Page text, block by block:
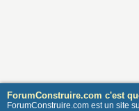
ForumConstruire.com c'est
ForumConstruire.com est un site